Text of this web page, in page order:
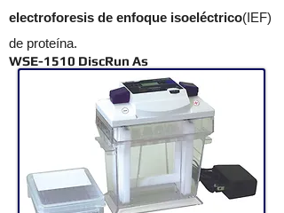
electroforesis de enfoque isoeléctrico(IEF)
de proteína.
WSE-1510 DiscRun As